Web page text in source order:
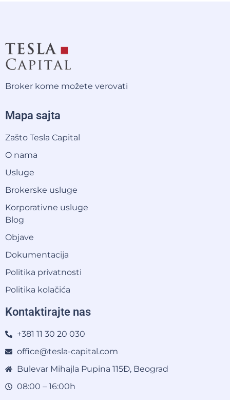
Broker kome možete verovati
Mapa sajta
Zašto Tesla Capital
O nama
Usluge
Brokerske usluge
Korporativne usluge
Blog
Objave
Dokumentacija
Politika privatnosti
Politika kolačića
Kontaktirajte nas
+381 11 30 20 030
office@tesla-capital.com
Bulevar Mihajla Pupina 115Đ, Beograd
08:00 – 16:00h